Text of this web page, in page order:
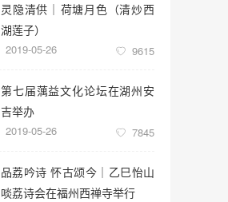
灵隐清供｜​荷塘月色（清炒西
湖莲子）
2019-05-26 9615
第七届蕅益文化论坛在湖州安
吉举办
2019-05-26 7845
品荔吟诗 怀古颂今｜乙巳怡山
啖荔诗会在福州西禅寺举行